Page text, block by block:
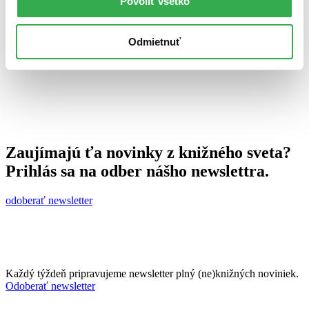
Odmietnuť
Zaujímajú ťa novinky z knižného sveta?
Prihlás sa na odber nášho newslettra.
odoberať newsletter
Každý týždeň pripravujeme newsletter plný (ne)knižných noviniek.
Odoberať newsletter